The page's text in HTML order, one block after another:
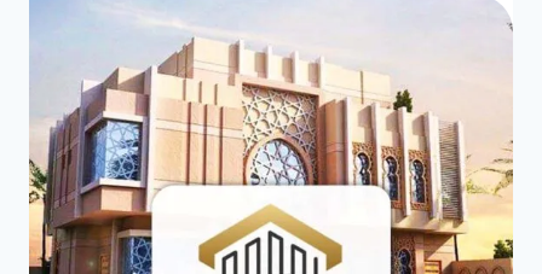
ومعالجة
شروخ
بجدة5
(2)